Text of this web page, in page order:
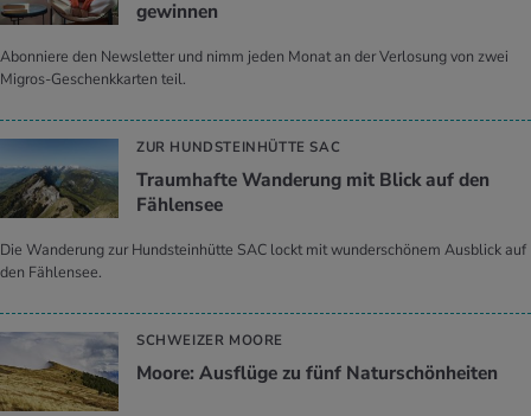
gewinnen
Abonniere den Newsletter und nimm jeden Monat an der Verlosung von zwei
Migros-Geschenkkarten teil.
ZUR HUNDSTEINHÜTTE SAC
Traumhafte Wanderung mit Blick auf den
Fählensee
Die Wanderung zur Hundsteinhütte SAC lockt mit wunderschönem Ausblick auf
den Fählensee.
SCHWEIZER MOORE
Moore: Ausflüge zu fünf Naturschönheiten